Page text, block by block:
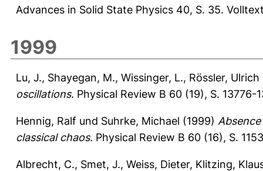
Advances in Solid State Physics 40, S. 35.
1999
Lu, J., Shayegan, M., Wissinger, L., Rössler, Ulrich
oscillations. Physical Review B 60 (19), S. 13776-
Hennig, Ralf und Suhrke, Michael (1999)
classical chaos. Physical Review B 60 (16), S.
Albrecht, C., Smet, J., Weiss, Dieter, Klitzing,